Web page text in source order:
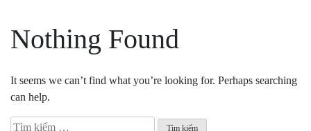
Nothing Found
It seems we can’t find what you’re looking for. Perhaps searching
can help.
Tìm